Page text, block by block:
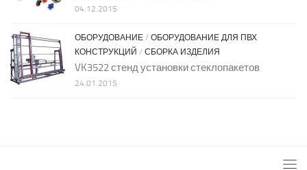
04.12.2015
ОБОРУДОВАНИЕ / ОБОРУДОВАНИЕ ДЛЯ ПВХ
КОНСТРУКЦИЙ / СБОРКА ИЗДЕЛИЯ
VK3522 стенд установки стеклопакетов
24.01.2015